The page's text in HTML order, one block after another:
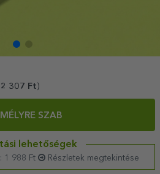
2 307 Ft )
SZAB
lehetőségek
1 988 Ft Részletek megtekintése